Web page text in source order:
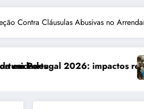
Contra Cláusulas Abusivas no
reais e ajustes necessários
Comunicação com